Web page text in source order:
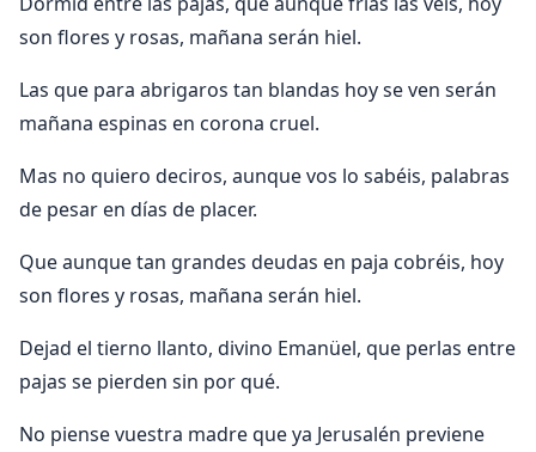
son flores y rosas, mañana serán hiel.
Las que para abrigaros tan blandas hoy se ven serán
mañana espinas en corona cruel.
Mas no quiero deciros, aunque vos lo sabéis, palabras
de pesar en días de placer.
Que aunque tan grandes deudas en paja cobréis, hoy
son flores y rosas, mañana serán hiel.
Dejad el tierno llanto, divino Emanüel, que perlas entre
pajas se pierden sin por qué.
No piense vuestra madre que ya Jerusalén previene